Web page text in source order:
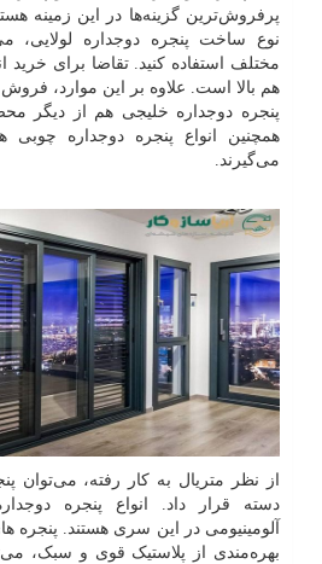
پرفروش‌ترین گزینه‌ها در این زمینه
نوع ساخت پنجره دوجداره لولایی،
مختلف استفاده کنید. تقاضا برای خرید
هم بالا است. علاوه بر این موارد، فروش
پنجره دوجداره خلیجی هم از دیگر
همچنین انواع پنجره دوجداره
می‌گیرند.
از نظر متریال به کار رفته، می‌توان
دسته قرار داد. انواع پنجره
آلومینیومی در این سری هستند. پنجره
بهره‌مندی از پلاستیک قوی و سبک،